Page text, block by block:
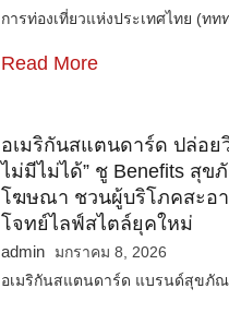
การท่องเที่ยวแห่งประเทศไทย (ทท
Read More
อเมริกันสแตนดาร์ด ปล่อย
ไม่มีไม่ได้” ชู Benefits สุ
โฆษณา ชวนผู้บริโภคสะอา
โจทย์ไลฟ์สไตล์ยุคใหม่
admin
มกราคม 8, 2026
อเมริกันสแตนดาร์ด แบรนด์สุขภั